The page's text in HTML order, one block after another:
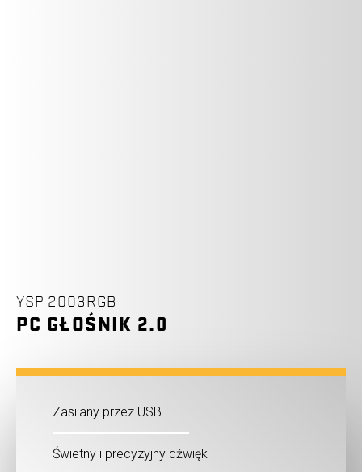
YSP 2003RGB
PC GŁOŚNIK 2.0
Zasilany przez USB
Świetny i precyzyjny dźwięk